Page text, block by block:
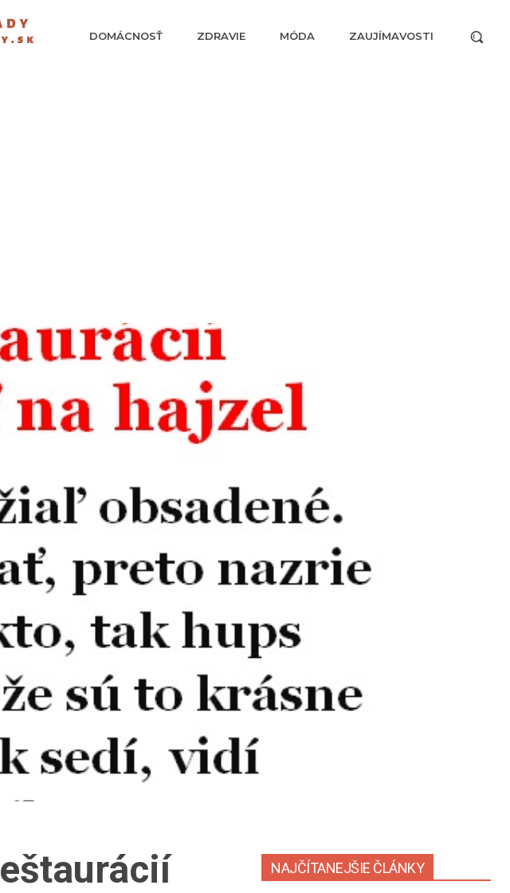
DOMÁCNOSŤ ZDRAVIE MÓDA ZAUJÍMAVOSTI
NAJČÍTANEJŠIE ČLÁNKY